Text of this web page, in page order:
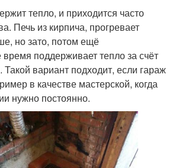
тепло, и приходится часто
Печь из кирпича, прогревает
но зато, потом ещё
поддерживает тепло за счёт
Такой вариант подходит, если гараж
в качестве мастерской, когда
нужно постоянно.